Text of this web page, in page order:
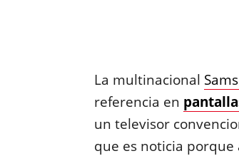
La multinacional
referencia en
un televisor
que es noticia porque